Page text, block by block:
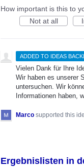
How important is this to
Not at all
ADDED TO IDEAS
Vielen Dank für Ihre
Wir haben es unserer
untersuchen. Wir
Informationen haben,
Marco supported this
Ergebnislisten in